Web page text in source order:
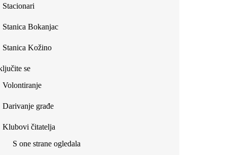
Stacionari
Stanica Bokanjac
Stanica Kožino
se
Volontiranje
Darivanje građe
Klubovi čitatelja
S one strane ogledala